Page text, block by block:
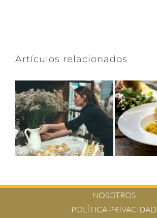
Artículos relacionados
Cómo el
catering afecta
el éxito de tu
feria en IFEMA
NOSOTROS
POLÍTICA PRIVACIDAD